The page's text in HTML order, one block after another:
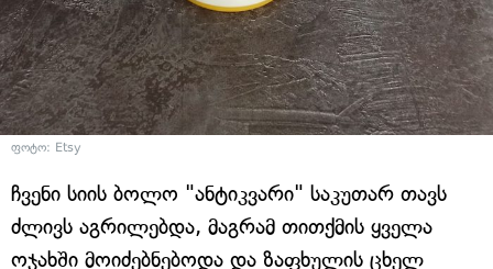
ფოტო: Etsy
ჩვენი სიის ბოლო "ანტიკვარი" საკუთარ თავს
ძლივს აგრილებდა, მაგრამ თითქმის ყველა
ოჯახში მოიძებნებოდა და ზაფხულის ცხელ